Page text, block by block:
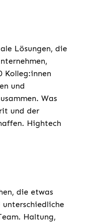
Lösungen, die
Kolleg:innen
und
Was
und der
Hightech
die etwas
Haltung,